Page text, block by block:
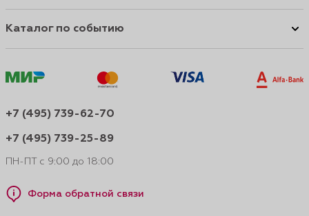
Каталог по событию
+7 (495) 739-62-70
+7 (495) 739-25-89
ПН-ПТ с 9:00 до 18:00
Форма обратной связи